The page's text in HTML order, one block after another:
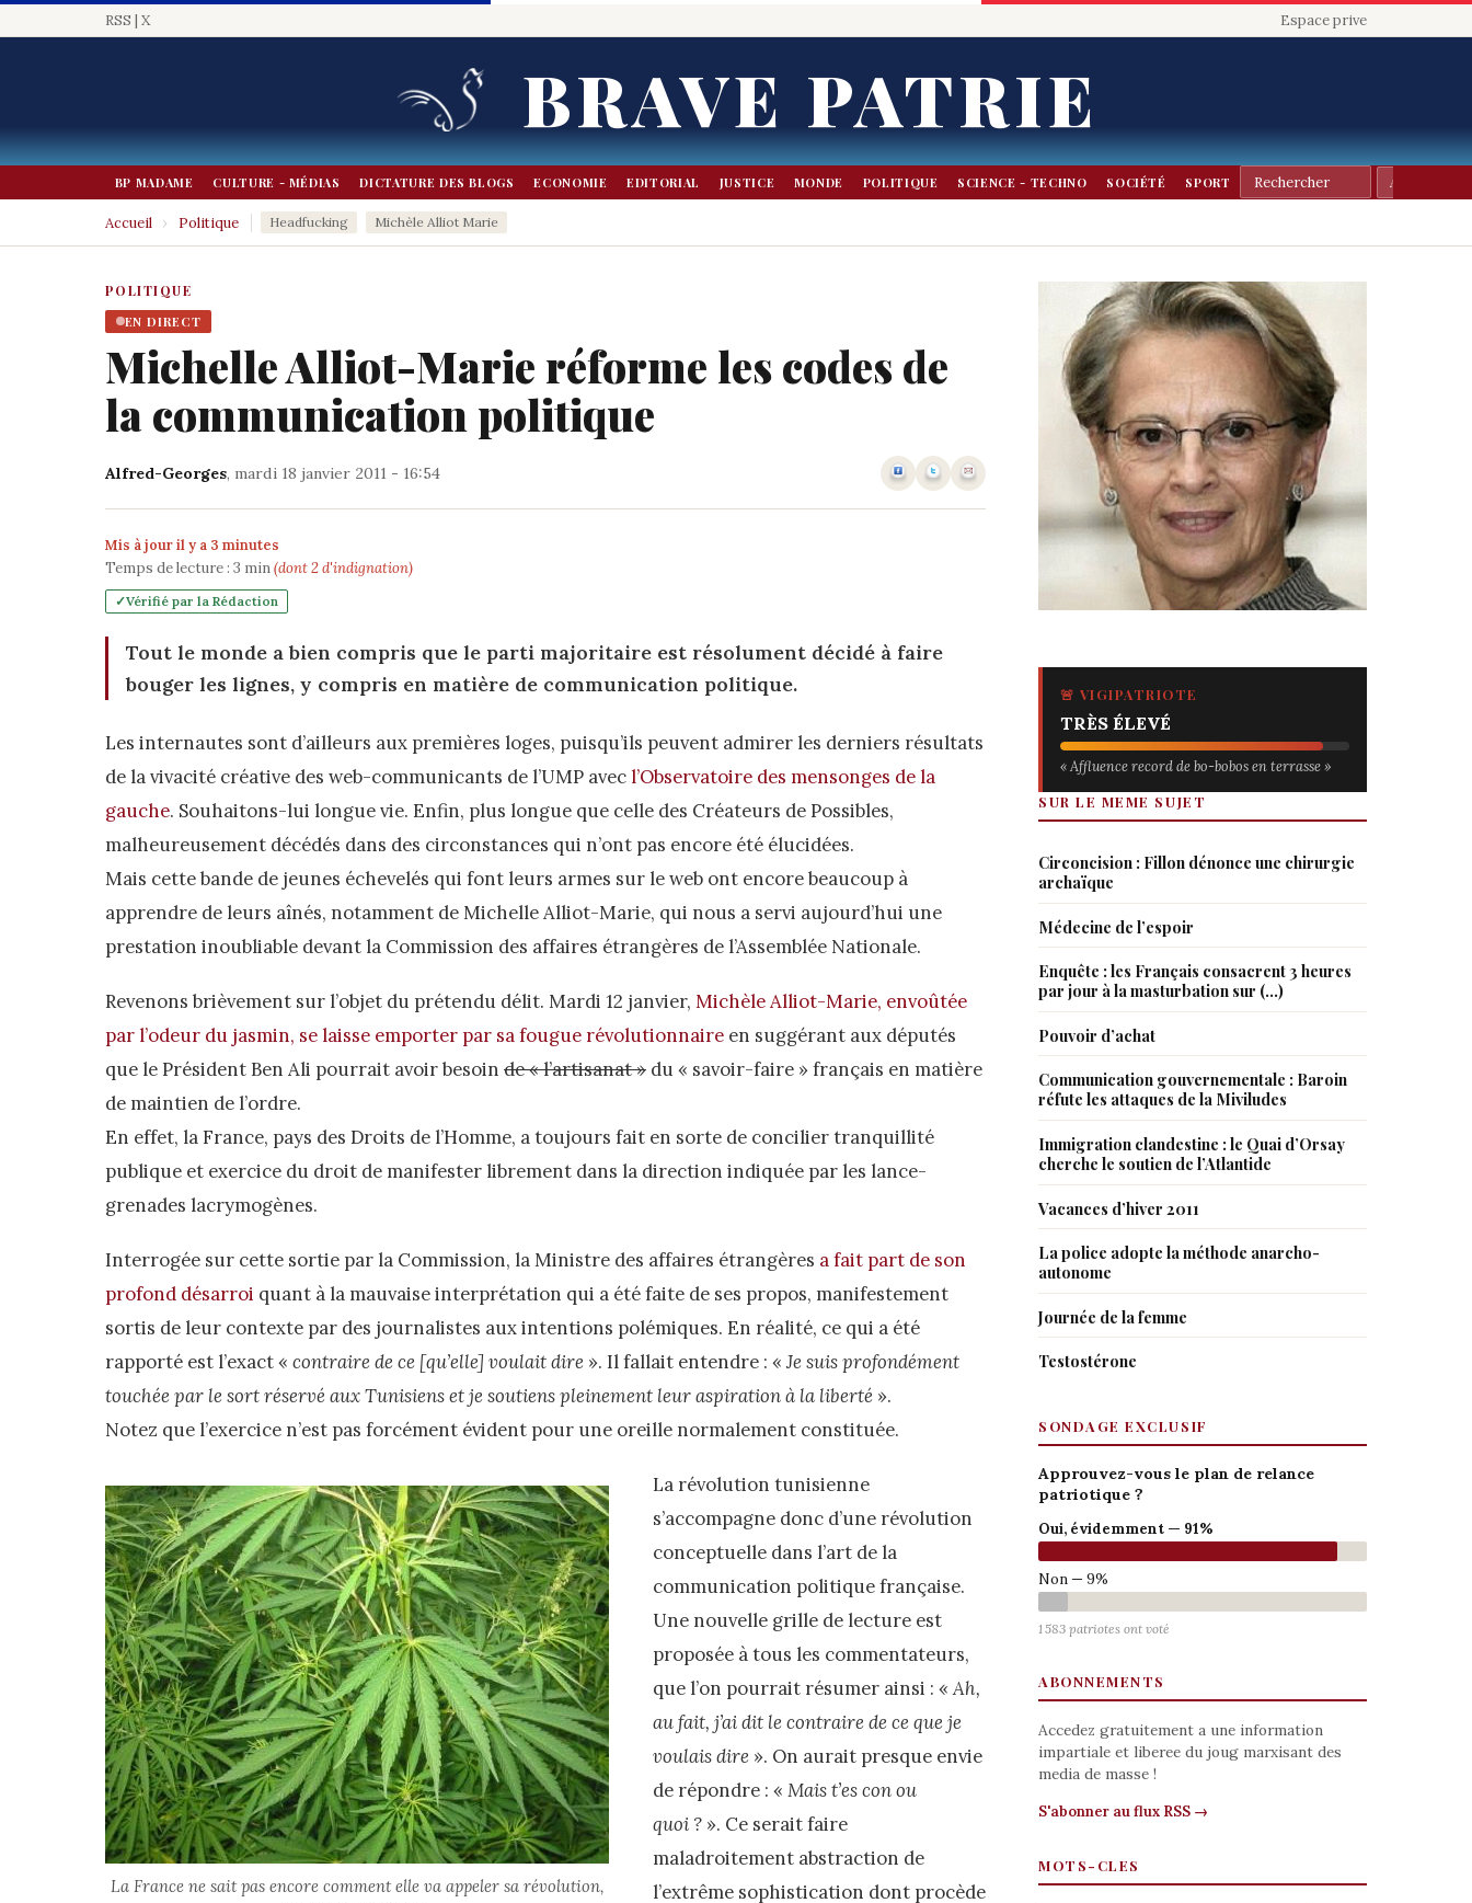
RSS | X Espace prive
BRAVE PATRIE
BP MADAME CULTURE - MÉDIAS DICTATURE DES BLOGS ECONOMIE EDITORIAL JUSTICE MONDE POLITIQUE SCIENCE - TECHNO SOCIÉTÉ SPORT
Accueil › Politique Headfucking Michèle Alliot Marie
POLITIQUE
EN DIRECT
Michelle Alliot-Marie réforme les codes de
la communication politique
Alfred-Georges, mardi 18 janvier 2011 - 16:54
Mis à jour il y a 3 minutes
Temps de lecture : 3 min(dont 2 d'indignation)
Vérifié par la Rédaction
Tout le monde a bien compris que le parti majoritaire est résolument décidé à faire
bouger les lignes, y compris en matière de communication politique.
Les internautes sont d’ailleurs aux premières loges, puisqu’ils peuvent admirer les derniers résultats
de la vivacité créative des web-communicants de l’UMP avecl’Observatoire des mensonges de la
gauche. Souhaitons-lui longue vie. Enfin, plus longue que celle des Créateurs de Possibles,
malheureusement décédés dans des circonstances qui n’ont pas encore été élucidées.
Mais cette bande de jeunes échevelés qui font leurs armes sur le web ont encore beaucoup à
apprendre de leurs aînés, notamment de Michelle Alliot-Marie, qui nous a servi aujourd’hui une
prestation inoubliable devant la Commission des affaires étrangères de l’Assemblée Nationale.
Revenons brièvement sur l’objet du prétendu délit. Mardi 12 janvier, Michèle Alliot-Marie, envoûtée
par l’odeur du jasmin, se laisse emporter par sa fougue révolutionnaire en suggérant aux députés
que le Président Ben Ali pourrait avoir besoin de « l’artisanat » du « savoir-faire » français en matière
de maintien de l’ordre.
En effet, la France, pays des Droits de l’Homme, a toujours fait en sorte de concilier tranquillité
publique et exercice du droit de manifester librement dans la direction indiquée par les lance-
grenades lacrymogènes.
Interrogée sur cette sortie par la Commission, la Ministre des affaires étrangères a fait part de son
profond désarroi quant à la mauvaise interprétation qui a été faite de ses propos, manifestement
sortis de leur contexte par des journalistes aux intentions polémiques. En réalité, ce qui a été
rapporté est l’exact « contraire de ce [qu’elle] voulait dire ». Il fallait entendre : «Je suis profondément
touchée par le sort réservé aux Tunisiens et je soutiens pleinement leur aspiration à la liberté ».
Notez que l’exercice n’est pas forcément évident pour une oreille normalement constituée.
La France ne sait pas encore comment elle va appeler sa révolution,
La révolution tunisienne
s’accompagne donc d’une révolution
conceptuelle dans l’art de la
communication politique française.
Une nouvelle grille de lecture est
proposée à tous les commentateurs,
que l’on pourrait résumer ainsi : «Ah,
au fait, j’ai dit le contraire de ce que je
voulais dire ». On aurait presque envie
de répondre : « Mais t’es con ou
quoi ? ». Ce serait faire
maladroitement abstraction de
l’extrême sophistication dont procède
🚨 VIGIPATRIOTE
TRÈS ÉLEVÉ
« Affluence record de bo-bobos en terrasse »
SUR LE MEME SUJET
Circoncision : Fillon dénonce une chirurgie
archaïque
Médecine de l’espoir
Enquête : les Français consacrent 3 heures
par jour à la masturbation sur (…)
Pouvoir d’achat
Communication gouvernementale : Baroin
réfute les attaques de la Miviludes
Immigration clandestine : le Quai d’Orsay
cherche le soutien de l’Atlantide
Vacances d’hiver 2011
La police adopte la méthode anarcho-
autonome
Journée de la femme
Testostérone
SONDAGE EXCLUSIF
Approuvez-vous le plan de relance
patriotique ?
Oui, évidemment — 91%
Non — 9%
1 583 patriotes ont voté
ABONNEMENTS
Accedez gratuitement a une information
impartiale et liberee du joug marxisant des
media de masse !
S'abonner au flux RSS →
MOTS-CLES